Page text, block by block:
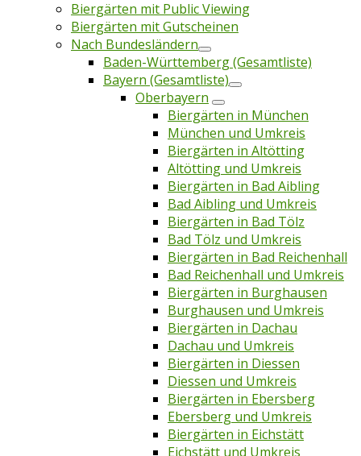
Biergärten mit Public Viewing
Biergärten mit Gutscheinen
Nach Bundesländern
Baden-Württemberg (Gesamtliste)
Bayern (Gesamtliste)
Oberbayern
Biergärten in München
München und Umkreis
Biergärten in Altötting
Altötting und Umkreis
Biergärten in Bad Aibling
Bad Aibling und Umkreis
Biergärten in Bad Tölz
Bad Tölz und Umkreis
Biergärten in Bad Reichenhall
Bad Reichenhall und Umkreis
Biergärten in Burghausen
Burghausen und Umkreis
Biergärten in Dachau
Dachau und Umkreis
Biergärten in Diessen
Diessen und Umkreis
Biergärten in Ebersberg
Ebersberg und Umkreis
Biergärten in Eichstätt
Eichstätt und Umkreis